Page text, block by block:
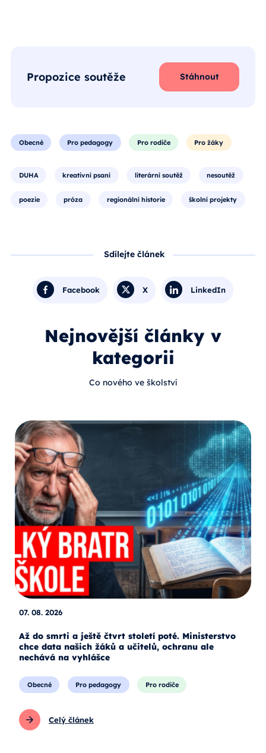
Propozice soutěže Stáhnout
Obecné Pro pedagogy Pro rodiče Pro žáky
DUHA kreativní psaní literární soutěž nesoutěž
poezie próza regionální historie školní projekty
Sdílejte článek
Facebook X LinkedIn
Nejnovější články v
kategorii
Co nového ve školství
07. 08. 2026
Až do smrti a ještě čtvrt století poté. Ministerstvo
chce data našich žáků a učitelů, ochranu ale
nechává na vyhlášce
Obecné Pro pedagogy Pro rodiče
Celý článek